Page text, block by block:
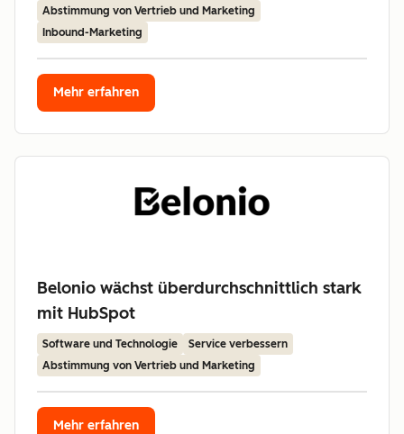
Abstimmung von Vertrieb und Marketing
Inbound-Marketing
Mehr erfahren
Belonio wächst überdurchschnittlich stark
mit HubSpot
Software und Technologie
Service verbessern
Abstimmung von Vertrieb und Marketing
Mehr erfahren